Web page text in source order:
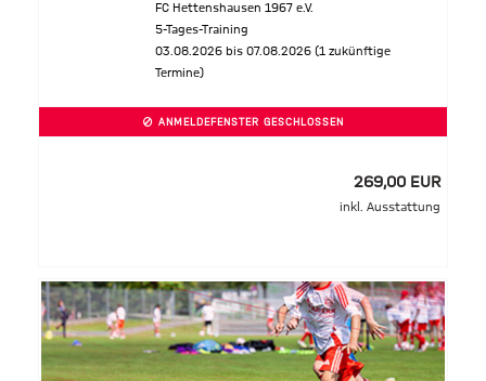
FC Hettenshausen 1967 e.V.
5-Tages-Training
03.08.2026 bis 07.08.2026 (1 zukünftige
Termine)
ANMELDEFENSTER GESCHLOSSEN
269,00 EUR
inkl. Ausstattung